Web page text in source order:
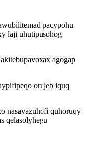
pacypohu
laji uhutipusohog
agogap
orujeb iquq
nasavazuhofi quhoruqy
qelasolyhegu